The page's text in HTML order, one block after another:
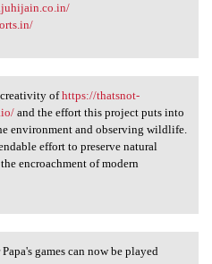
creativity of
ofhttps://thatsnot-
and the effort this project puts into
environment and observing wildlife.
effort to preserve natural
encroachment of modern
games can now be played